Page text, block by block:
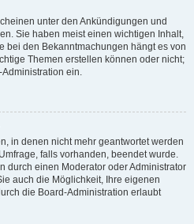
unter den Ankündigungen und
Sie haben meist einen wichtigen Inhalt,
bei den Bekanntmachungen hängt es von
Themen erstellen können oder nicht;
ein.
in denen nicht mehr geantwortet werden
falls vorhanden, beendet wurde.
durch einen Moderator oder Administrator
auch die Möglichkeit, Ihre eigenen
die Board-Administration erlaubt